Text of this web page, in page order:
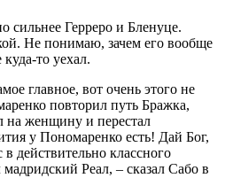
сильнее Герреро и Бленуце.
Не понимаю, зачем его вообще
то уехал.
главное, вот очень этого не
повторил путь Бражка,
на женщину и перестал
у Пономаренко есть! Дай Бог,
действительно классного
Реал, – сказал Сабо в